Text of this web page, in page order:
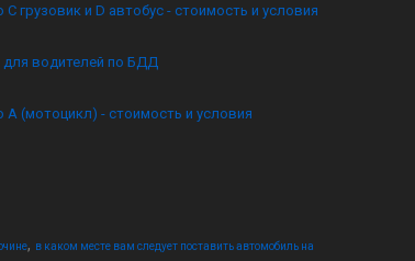
грузовик и D автобус - стоимость и условия
для водителей по БДД
А (мотоцикл) - стоимость и условия
, в каком месте вам следует поставить автомобиль на